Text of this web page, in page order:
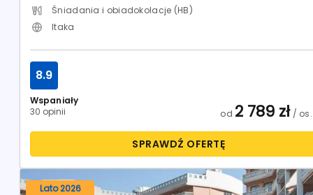
Śniadania i obiadokolacje (HB)
Itaka
Wspaniały
30 opinii
8.9
od 2 789 zł/ os.
SPRAWDŹ OFERTĘ
Lato 2026